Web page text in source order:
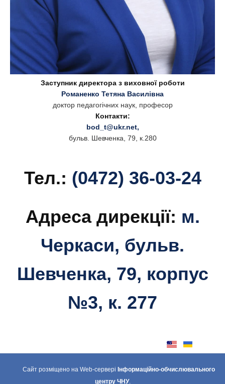
Заступник директора з виховної роботи
Романенко Тетяна Василівна
доктор педагогічних наук, професор
Контакти:
bod_t@ukr.net,
бульв. Шевченка, 79, к.280
Тел.: (0472) 36-03-24
Адреса дирекції: м.
Черкаси, бульв.
Шевченка, 79, корпус
№3, к. 277
Сайт розміщено на Web-сервері Інформаційно-обчислювального
центру ЧНУ.